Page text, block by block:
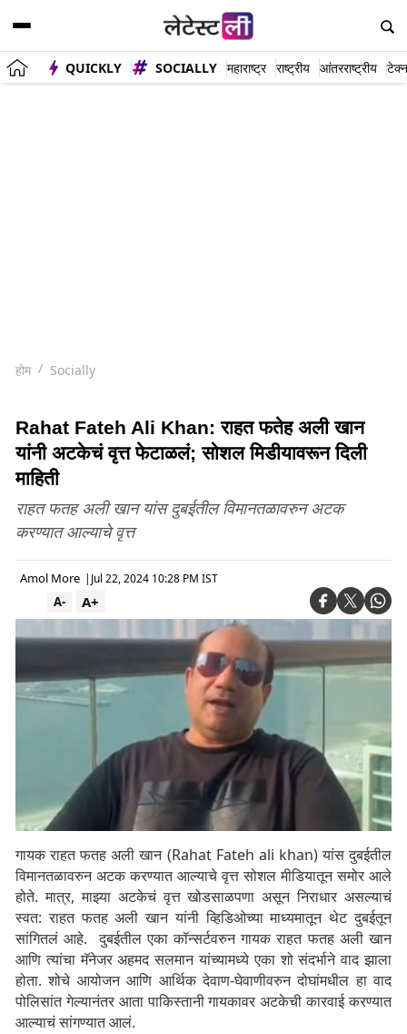
QUICKLY SOCIALLY महाराष्ट्र राष्ट्रीय आंतरराष्ट्रीय
होम Socially
Rahat Fateh Ali Khan: राहत फतेह अली खान
यांनी अटकेचं वृत्त फेटाळलं; सोशल मिडीयावरून दिली
माहिती
राहत फतह अली खान यांस दुबईतील विमानतळावरुन अटक
करण्यात आल्याचे वृत्त
Amol More | Jul 22, 2024 10:28 PM IST
A+
A-
गायक राहत फतह अली खान (Rahat Fateh ali khan) यांस दुबईतील
विमानतळावरुन अटक करण्यात आल्याचे वृत्त सोशल मीडियातून समोर आले
होते. मात्र, माझ्या अटकेचं वृत्त खोडसाळपणा असून निराधार असल्याचं
स्वत: राहत फतह अली खान यांनी व्हिडिओच्या माध्यमातून थेट दुबईतून
सांगितलं आहे. दुबईतील एका कॉन्सर्टवरुन गायक राहत फतह अली खान
आणि त्यांचा मॅनेजर अहमद सलमान यांच्यामध्ये एका शो संदर्भाने वाद झाला
होता. शोचे आयोजन आणि आर्थिक देवाण-घेवाणीवरुन दोघांमधील हा वाद
पोलिसांत गेल्यानंतर आता पाकिस्तानी गायकावर अटकेची कारवाई करण्यात
आल्याचं सांगण्यात आलं.